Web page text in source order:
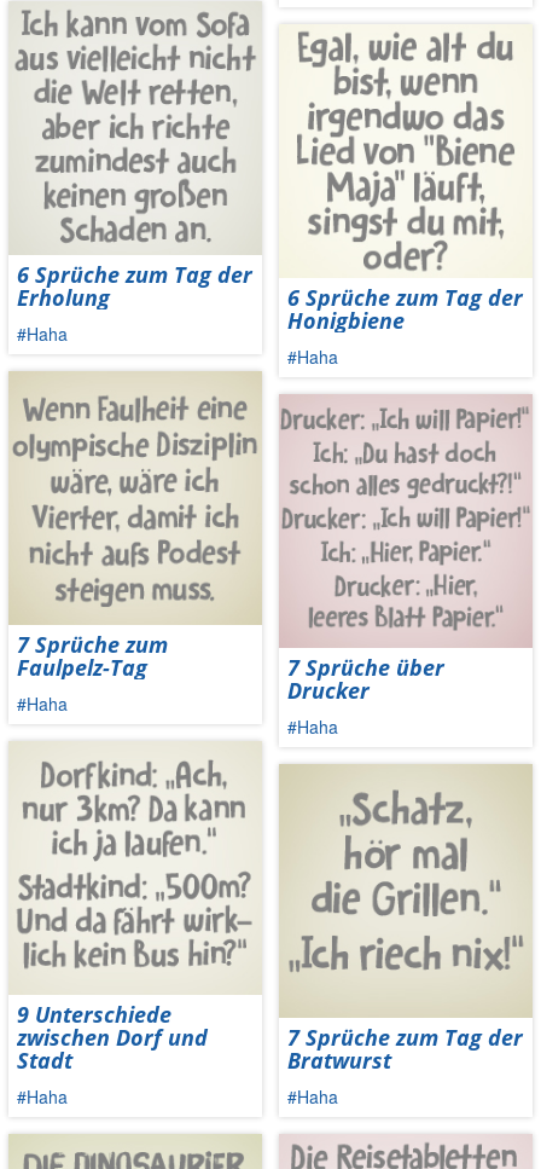
6 Sprüche zum Tag der
Erholung
#Haha
7 Sprüche zum
Faulpelz-Tag
#Haha
9 Unterschiede
zwischen Dorf und
Stadt
#Haha
6 Sprüche zum Tag der
Honigbiene
#Haha
7 Sprüche über
Drucker
#Haha
7 Sprüche zum Tag der
Bratwurst
#Haha